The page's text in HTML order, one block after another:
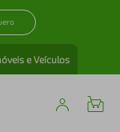
e Veículos